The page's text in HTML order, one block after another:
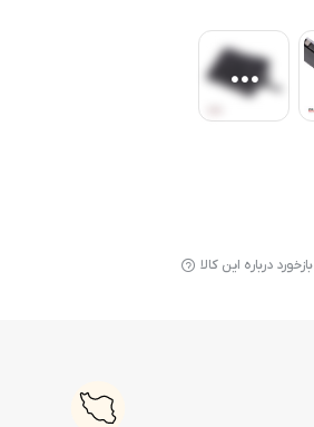
بازخورد درباره این کالا